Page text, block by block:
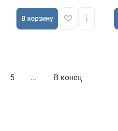
В корзину
5 ... В конец